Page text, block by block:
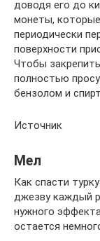
доводя его до
монеты,
периодически
поверхности
Чтобы
полностью
бензолом и
Источник
Мел
Как спасти
джезву каждый
нужного
остается